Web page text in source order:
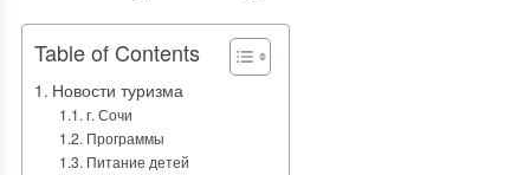
Table of Contents
Новости туризма
г. Сочи
Программы
Питание детей